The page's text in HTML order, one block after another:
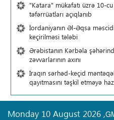
"Katara" mükafatı üzrə 10-cu
təfərrüatları açıqlanıb
İordaniyanın Əl-Əqsa
keçirilməsi tələbi
Ərəbistanın Kərbəla
zəvvarlarının axını
İraqın sərhəd-keçid
qayıtmasını təşkil etməyə
Monday 10 August 2026 ,